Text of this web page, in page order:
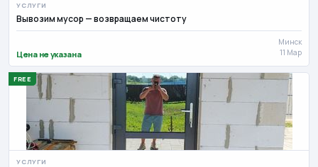
УСЛУГИ
Вывозим мусор — возвращаем чистоту
Цена не указана
Минск
11 Мар
УСЛУГИ
FREE